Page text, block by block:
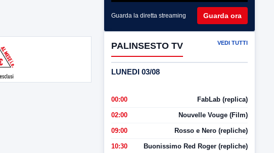
Guarda la diretta streaming Guarda ora
PALINSESTO TV VEDI TUTTI
LUNEDI 03/08
00:00 FabLab (replica)
02:00 Nouvelle Vouge (Film)
09:00 Rosso e Nero (repliche)
10:30 Buonissimo Red Roger (repliche)